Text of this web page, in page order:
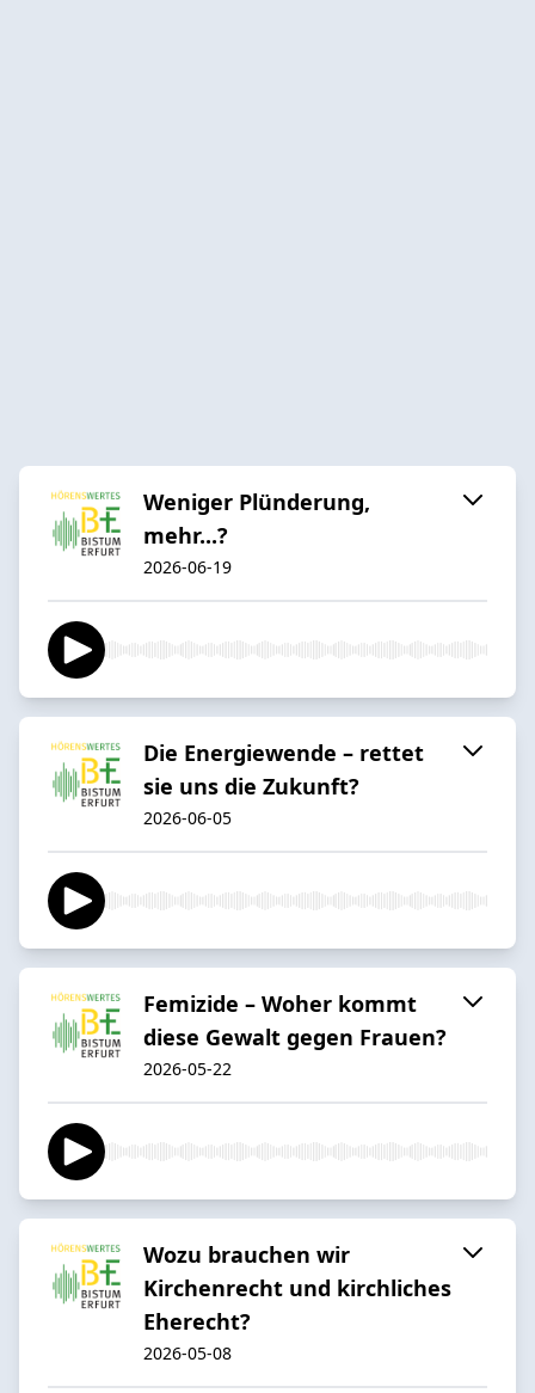
Weniger Plünderung,
mehr...?
2026-06-19
Die Energiewende – rettet
sie uns die Zukunft?
2026-06-05
Femizide – Woher kommt
diese Gewalt gegen Frauen?
2026-05-22
Wozu brauchen wir
Kirchenrecht und kirchliches
Eherecht?
2026-05-08